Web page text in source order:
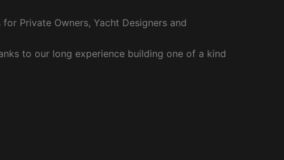
Private Owners, Yacht Designers and
to our long experience building one of a kind